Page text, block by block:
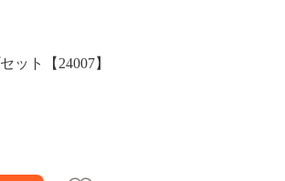
ット【24007】